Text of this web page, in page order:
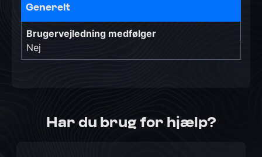
Generelt
Brugervejledning medfølger
Nej
Har du brug for hjælp?